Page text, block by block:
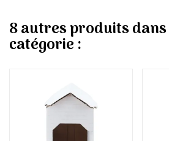
8 autres produits
catégorie :